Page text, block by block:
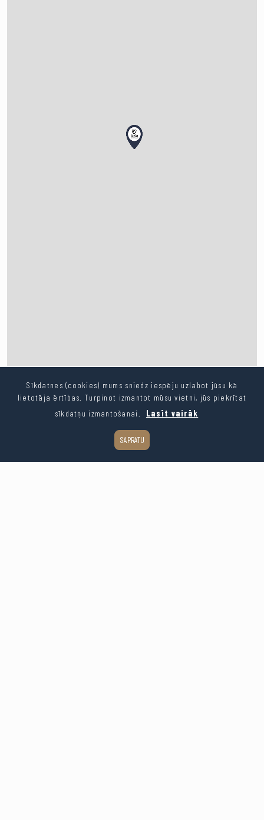
Sīkdatnes (cookies) mums sniedz iespēju uzlabot jūsu kā
lietotāja ērtības. Turpinot izmantot mūsu vietni, jūs piekrītat
sīkdatņu izmantošanai.
Lasīt vairāk
SAPRATU